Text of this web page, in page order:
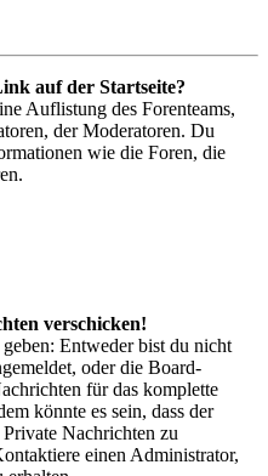
auf der Startseite?
Auflistung des Forenteams,
der Moderatoren. Du
wie die Foren, die
verschicken!
Entweder bist du nicht
oder die Board-
für das komplette
könnte es sein, dass der
Nachrichten zu
einen Administrator,